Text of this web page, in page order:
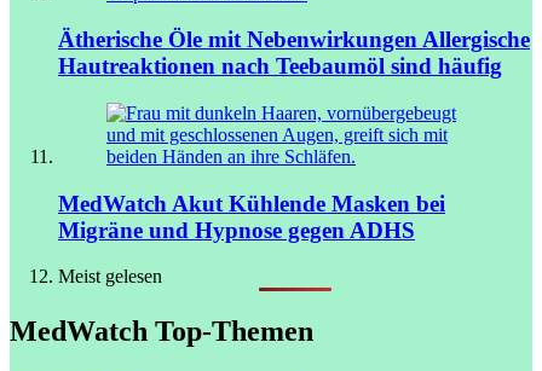
Ätherische Öle mit NebenwirkungenAllergische
Hautreaktionen nach Teebaumöl sind häufig
MedWatch Akut Kühlende Masken bei
Migräne und Hypnose gegen ADHS
Meist gelesen
MedWatch Top-Themen